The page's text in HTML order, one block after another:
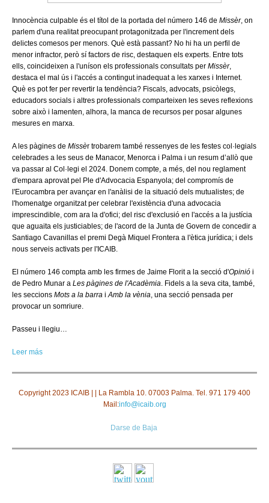
Innocència culpable és el títol de la portada del número 146 de Missèr, on
parlem d'una realitat preocupant protagonitzada per l'increment dels
delictes comesos per menors. Què està passant? No hi ha un perfil de
menor infractor, però sí factors de risc, destaquen els experts. Entre tots
ells, coincideixen a l'uníson els professionals consultats per Missèr,
destaca el mal ús i l'accés a contingut inadequat a les xarxes i Internet.
Què es pot fer per revertir la tendència? Fiscals, advocats, psicòlegs,
educadors socials i altres professionals comparteixen les seves reflexions
sobre això i lamenten, alhora, la manca de recursos per posar algunes
mesures en marxa.
A les pàgines de Missèr trobarem també ressenyes de les festes col·legials
celebrades a les seus de Manacor, Menorca i Palma i un resum d’allò que
va passar al Col·legi el 2024. Donem compte, a més, del nou reglament
d'empara aprovat pel Ple d'Advocacia Espanyola; del compromís de
l'Eurocambra per avançar en l'anàlisi de la situació dels mutualistes; de
l'homenatge organitzat per celebrar l'existència d'una advocacia
imprescindible, com ara la d'ofici; del risc d'exclusió en l'accés a la justícia
que aguaita els justiciables; de l'acord de la Junta de Govern de concedir a
Santiago Cavanillas el premi Degà Miquel Frontera a l'ètica jurídica; i dels
nous serveis activats per l'ICAIB.
El número 146 compta amb les firmes de Jaime Florit a la secció d'Opinió i
de Pedro Munar a Les pàgines de l'Acadèmia. Fidels a la seva cita, també,
les seccions Mots a la barra iAmb la vènia, una secció pensada per
provocar un somriure.
Passeu i llegiu…
Leer más
Copyright 2023 ICAIB |
| La Rambla 10. 07003 Palma. Tel. 971 179 400
Mail:info@icaib.org
Darse de Baja